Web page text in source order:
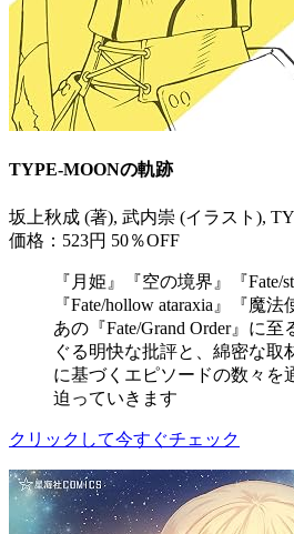
TYPE-MOONの軌跡
坂上秋成 (著), 武内崇 (イラスト),
価格：523円 50％OFF
『月姫』『空の境界』『Fate/
『Fate/hollow ataraxia』『魔
あの『Fate/Grand Order』に
ぐる明快な批評と、綿密な取
に基づくエピソードの数々を
迫っていきます
クリックして今すぐチェック